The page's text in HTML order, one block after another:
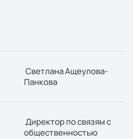
Светлана Ащеулова-
Панкова
Директор по связям с
общественностью